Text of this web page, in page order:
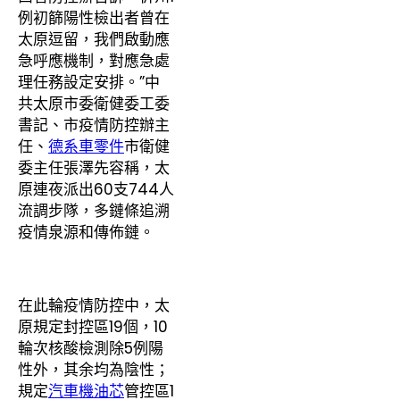
例初篩陽性檢出者曾在
太原逗留，我們啟動應
急呼應機制，對應急處
理任務設定安排。”中
共太原市委衛健委工委
書記、市疫情防控辦主
任、 德系車零件市衛健
委主任張澤先容稱，太
原連夜派出60支744人
流調步隊，多鏈條追溯
疫情泉源和傳佈鏈。
在此輪疫情防控中，太
原規定封控區19個，10
輪次核酸檢測除5例陽
性外，其余均為陰性；
規定汽車機油芯管控區1